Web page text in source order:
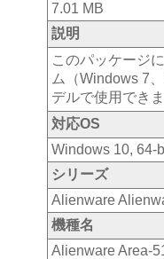
7.01 MB
説明
このパッケージ
ム（Windows 7
デルで使用できま
対応OS
Windows 10, 64-
シリーズ
Alienware
機種名
Alienware Area-